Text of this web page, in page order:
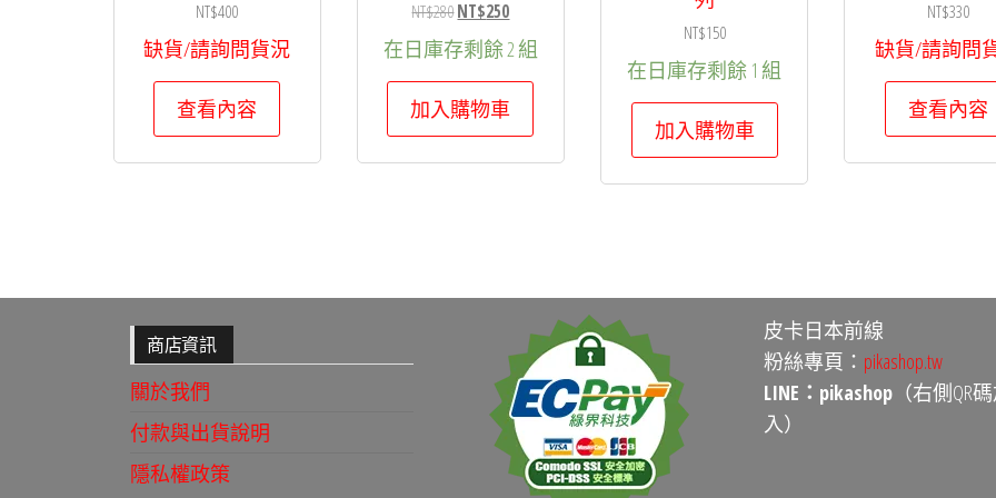
NT$400
缺貨/請詢問貨況
查看內容
NT$280原
始
價
格：
NT$280。
NT$250目
前
價
格：
NT$250。
在日庫存剩餘 2 組
加入購物車
NT$150
在日庫存剩餘 1 組
加入購物車
NT$330
缺貨/請詢問
查看內容
商店資訊
關於我們
付款與出貨說明
隱私權政策
皮卡日本前線
粉絲專頁： pikashop.tw
LINE：pikashop （右側QR
入）